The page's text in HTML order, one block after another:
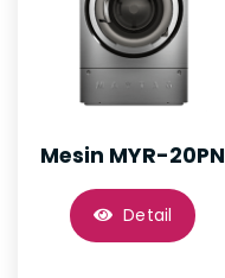
Mesin MYR-20PN
Detail